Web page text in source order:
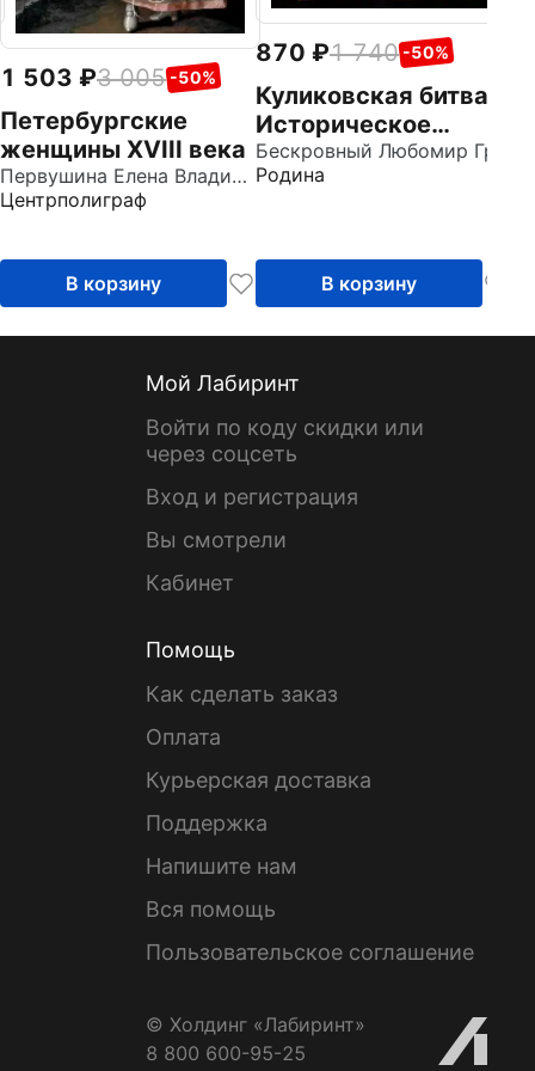
1 503 3 005 -50%
Петербургские
женщины XVIII века
Первушина Елена Владимировна
Центрполиграф
В корзину
870 1 740 -50%
Куликовская битва.
Историческое
исследование
Родина
В корзину
Мой Лабиринт
Войти по коду скидки или
через соцсеть
Вход и регистрация
Вы смотрели
Кабинет
Помощь
Как сделать заказ
Оплата
Курьерская доставка
Поддержка
Напишите нам
Вся помощь
Пользовательское соглашение
© Холдинг «Лабиринт»
8 800 600-95-25